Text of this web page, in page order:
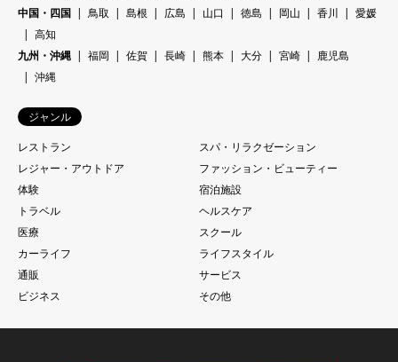
中国・四国
鳥取 島根 広島 山口 徳島 岡山 香川
愛媛
高知
九州・沖縄
福岡 佐賀 長崎 熊本 大分 宮崎
鹿児島
沖縄
ジャンル
レストラン
スパ・リラクゼーション
レジャー・アウトドア
ファッション・ビューティー
体験
宿泊施設
トラベル
ヘルスケア
医療
スクール
カーライフ
ライフスタイル
通販
サービス
ビジネス
その他